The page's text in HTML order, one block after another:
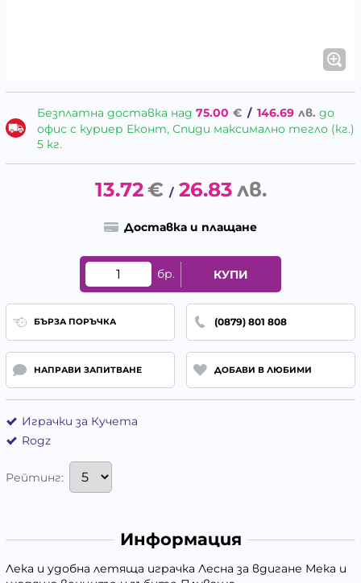
Безплатна доставка над 75.00 € / 146.69 лв. до
офис с куриер Еконт, Спиди максимално тегло (кг.)
5 кг.
13.72€ / 26.83 лв.
Доставка и плащане
бр. КУПИ
БЪРЗА ПОРЪЧКА (0879) 801 808
НАПРАВИ ЗАПИТВАНЕ ДОБАВИ В ЛЮБИМИ
Играчки за Кучета
Rogz
Рейтинг:
Информация
Лека и удобна летяща играчка Лесна за вдигане Мека и